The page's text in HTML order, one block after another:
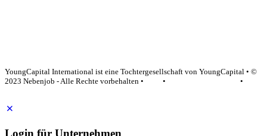
YoungCapital International ist eine Tochtergesellschaft von YoungCapital • ©
2023 Nebenjob - Alle Rechte vorbehalten •
•
•
Login für Unternehmen